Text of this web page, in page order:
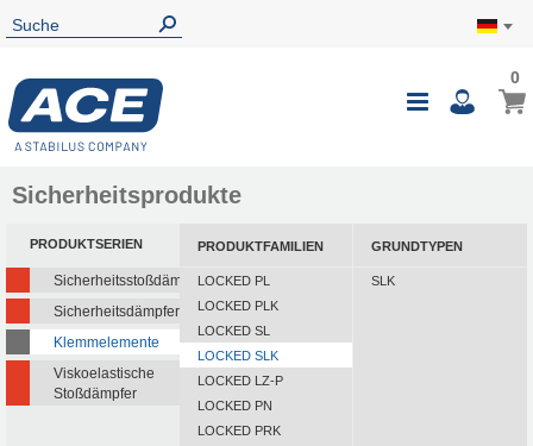
0
Sicherheitsprodukte
PRODUKTSERIEN
Sicherheitsstoßdämpfer
Sicherheitsdämpfer
Klemmelemente
Viskoelastische
Stoßdämpfer
PRODUKTFAMILIEN
LOCKED PL
LOCKED PLK
LOCKED SL
LOCKED SLK
LOCKED LZ-P
LOCKED PN
LOCKED PRK
GRUNDTYPEN
SLK